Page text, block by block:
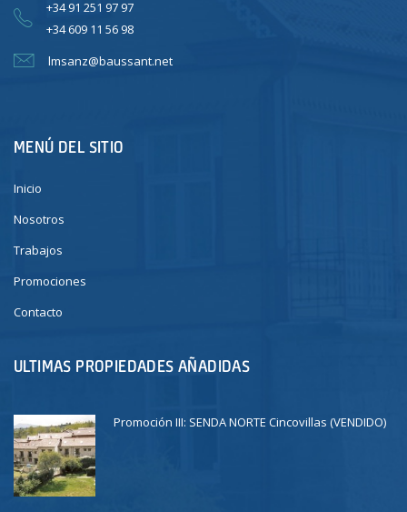
+34 91 251 97 97
+34 609 11 56 98
lmsanz@baussant.net
MENÚ DEL SITIO
Inicio
Nosotros
Trabajos
Promociones
Contacto
ULTIMAS PROPIEDADES AÑADIDAS
Promoción III: SENDA NORTE Cincovillas (VENDIDO)